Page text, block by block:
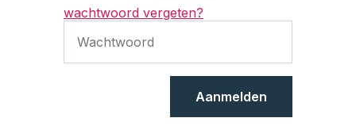
wachtwoord vergeten?
Aanmelden